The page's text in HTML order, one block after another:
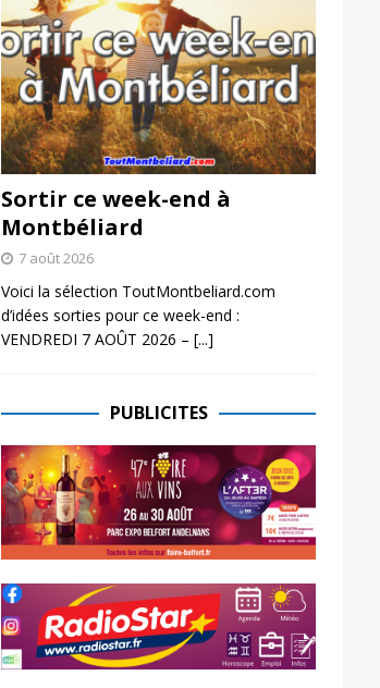
Sortir ce week-end à
Montbéliard
7 août 2026
Voici la sélection ToutMontbeliard.com
d’idées sorties pour ce week-end :
VENDREDI 7 AOÛT 2026 – [...]
PUBLICITES